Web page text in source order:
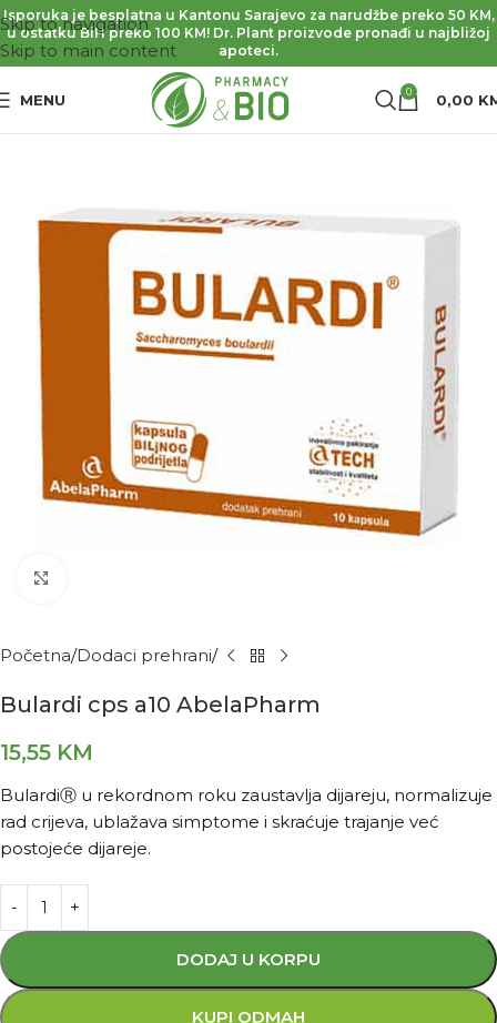
Skip to navigation
Skip to main content
Isporuka je besplatna u Kantonu Sarajevo za narudžbe preko 50 KM,
u ostatku BiH preko 100 KM! Dr. Plant proizvode pronađi u najbližoj
apoteci.
MENU 0 0,00
Početna Dodaci prehrani
Bulardi cps a10 AbelaPharm
15,55 KM
BulardiⓇ u rekordnom roku zaustavlja dijareju, normalizuje
rad crijeva, ublažava simptome i skraćuje trajanje već
postojeće dijareje.
DODAJ U KORPU
KUPI ODMAH